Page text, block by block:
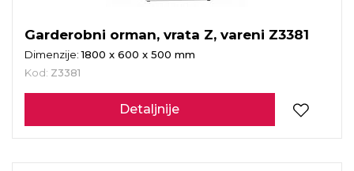
Garderobni orman, vrata Z, vareni Z3381
Dimenzije:1800 x 600 x 500 mm
Kod: Z3381
Detaljnije